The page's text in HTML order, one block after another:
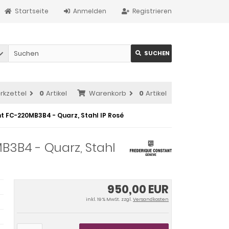
Registrieren
Anmelden
Startseite
SUCHEN
Warenkorb 0 Artikel
0 Artikel
220MB3B4 - Quarz, Stahl IP Rosé
- Quarz, Stahl
950,00 EUR
inkl. 19 % MwSt. zzgl.Versandkosten